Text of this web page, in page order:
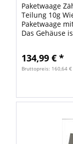
Paketwaage
Teilung 10g
Paketwaage
Das Gehäuse
134,99 € *
Bruttopreis: 160,64 €